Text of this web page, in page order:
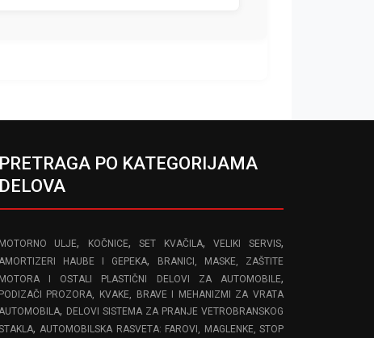
PRETRAGA PO KATEGORIJAMA
DELOVA
MOTORNO ULJE, KOČNICE,SET KVAČILA,VELIKI SERVIS,
AMORTIZERI HAUBE I GEPEKA,
BRANICI, MASKE, ZAŠTITE
MOTORA I OSTALI PLASTIČNI DELOVI ZA AUTOMOBILE,
PODIZAČI PROZORA, KVAKE, BRAVE I MEHANIZMI ZA VRATA
AUTOMOBILA, DELOVI SISTEMA ZA PRANJE VETROBRANSKOG
, AUTOMOBILSKA RASVETA: FAROVI, MAGLENKE, STOP